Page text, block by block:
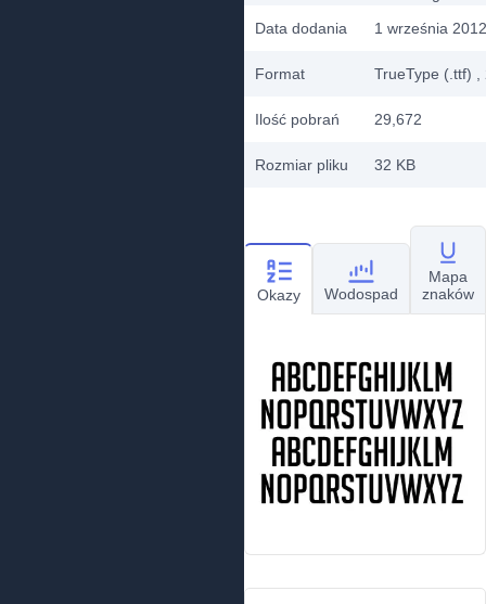
Data dodania
1 września 2012
Format TrueType (.ttf)
Ilość pobrań 29,672
Rozmiar pliku 32 KB
Okazy Wodospad
Mapa
znaków